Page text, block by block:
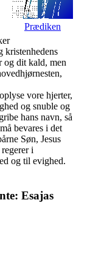
Prædiken
kristenhedens
og dit kald, men
vore hjerter,
og snuble og
hans navn, så
bevares i det
Søn, Jesus
i
og til evighed.
Esajas